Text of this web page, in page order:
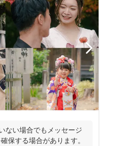
ない場合でもメッセージ
保する場合があります。